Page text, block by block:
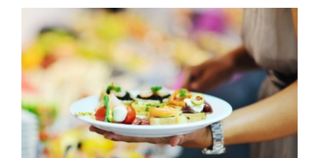
TAGUNGEN & FEIERN
ALTÖTTING & UMGEBUNG
WISSENSWERTES